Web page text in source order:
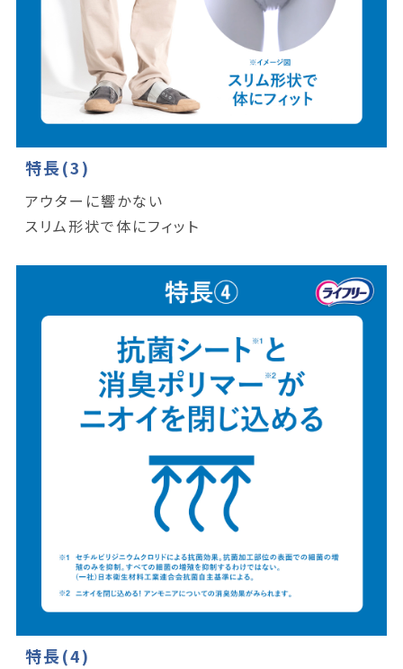
特長(3)
アウターに響かない
スリム形状で体にフィット
特長(4)